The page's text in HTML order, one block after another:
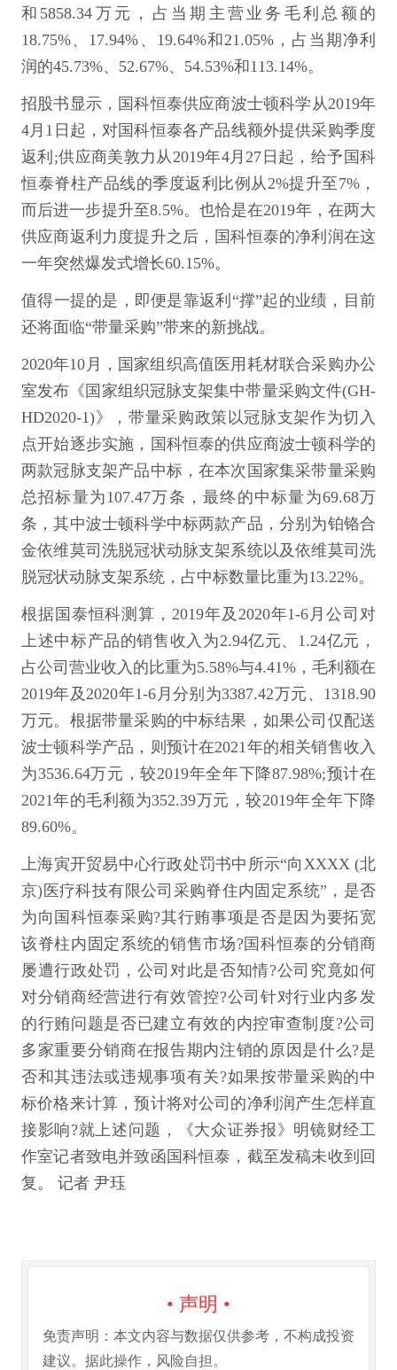
和5858.34万元，占当期主营业务毛利总额的
18.75%、17.94%、19.64%和21.05%，占当期净利
润的45.73%、52.67%、54.53%和113.14%。
招股书显示，国科恒泰供应商波士顿科学从2019年
4月1日起，对国科恒泰各产品线额外提供采购季度
返利;供应商美敦力从2019年4月27日起，给予国科
恒泰脊柱产品线的季度返利比例从2%提升至7%，
而后进一步提升至8.5%。也恰是在2019年，在两大
供应商返利力度提升之后，国科恒泰的净利润在这
一年突然爆发式增长60.15%。
值得一提的是，即便是靠返利“撑”起的业绩，目前
还将面临“带量采购”带来的新挑战。
2020年10月，国家组织高值医用耗材联合采购办公
室发布《国家组织冠脉支架集中带量采购文件(GH-
HD2020-1)》，带量采购政策以冠脉支架作为切入
点开始逐步实施，国科恒泰的供应商波士顿科学的
两款冠脉支架产品中标，在本次国家集采带量采购
总招标量为107.47万条，最终的中标量为69.68万
条，其中波士顿科学中标两款产品，分别为铂铬合
金依维莫司洗脱冠状动脉支架系统以及依维莫司洗
脱冠状动脉支架系统，占中标数量比重为13.22%。
根据国泰恒科测算，2019年及2020年1-6月公司对
上述中标产品的销售收入为2.94亿元、1.24亿元，
占公司营业收入的比重为5.58%与4.41%，毛利额在
2019年及2020年1-6月分别为3387.42万元、1318.90
万元。根据带量采购的中标结果，如果公司仅配送
波士顿科学产品，则预计在2021年的相关销售收入
为3536.64万元，较2019年全年下降87.98%;预计在
2021年的毛利额为352.39万元，较2019年全年下降
89.60%。
上海寅开贸易中心行政处罚书中所示“向XXXX (北
京)医疗科技有限公司采购脊住内固定系统”，是否
为向国科恒泰采购?其行贿事项是否是因为要拓宽
该脊柱内固定系统的销售市场?国科恒泰的分销商
屡遭行政处罚，公司对此是否知情?公司究竟如何
对分销商经营进行有效管控?公司针对行业内多发
的行贿问题是否已建立有效的内控审查制度?公司
多家重要分销商在报告期内注销的原因是什么?是
否和其违法或违规事项有关?如果按带量采购的中
标价格来计算，预计将对公司的净利润产生怎样直
接影响?就上述问题，《大众证券报》明镜财经工
作室记者致电并致函国科恒泰，截至发稿未收到回
复。 记者 尹珏
• 声明 •
免责声明：本文内容与数据仅供参考，不构成投资
建议。据此操作，风险自担。